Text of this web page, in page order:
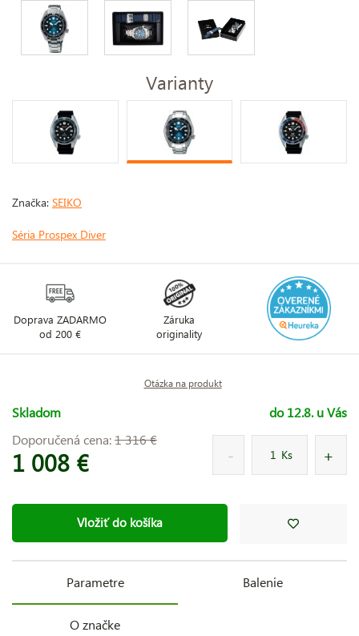
Varianty
Značka: SEIKO
Séria Prospex Diver
Doprava ZADARMO
od 200 €
Záruka
originality
Otázka na produkt
Skladom
do 12.8. u Vás
Doporučená cena:1 316 €
1 008 € Ks
Vložiť do košíka
Parametre Balenie
O značke